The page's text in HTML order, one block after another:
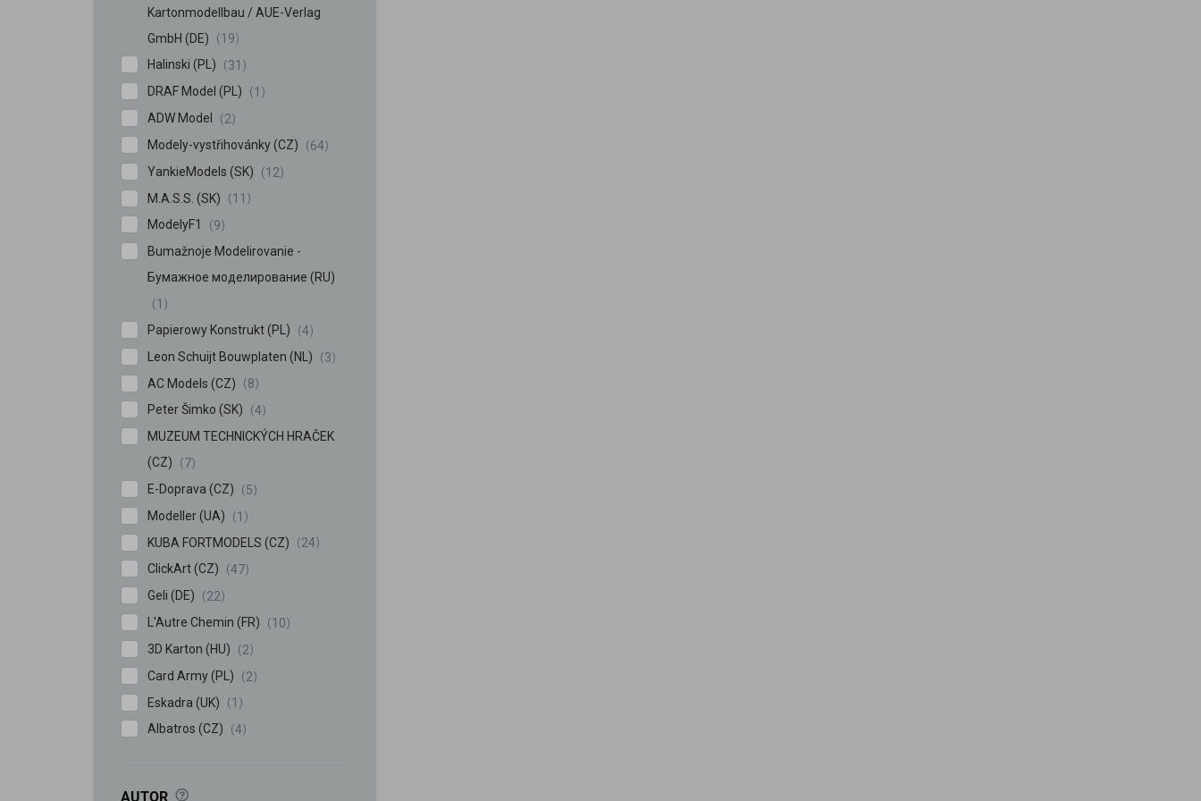
Kartonmodellbau / AUE-Verlag
GmbH (DE)
19
Halinski (PL)
31
DRAF Model (PL)
1
ADW Model
2
Modely-vystřihovánky (CZ)
64
YankieModels (SK)
12
M.A.S.S. (SK)
11
ModelyF1
9
Bumažnoje Modelirovanie -
Бумажное моделирование (RU)
1
Papierowy Konstrukt (PL)
4
Leon Schuijt Bouwplaten (NL)
3
AC Models (CZ)
8
Peter Šimko (SK)
4
MUZEUM TECHNICKÝCH HRAČEK
(CZ)
7
E-Doprava (CZ)
5
Modeller (UA)
1
KUBA FORTMODELS (CZ)
24
ClickArt (CZ)
47
Geli (DE)
22
L'Autre Chemin (FR)
10
3D Karton (HU)
2
Card Army (PL)
2
Eskadra (UK)
1
Albatros (CZ)
4
AUTOR ?